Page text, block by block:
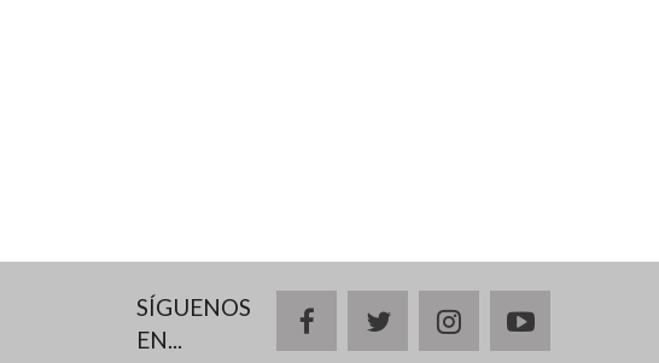
SÍGUENOS
EN...
facebooktwitterinstagramyoutube